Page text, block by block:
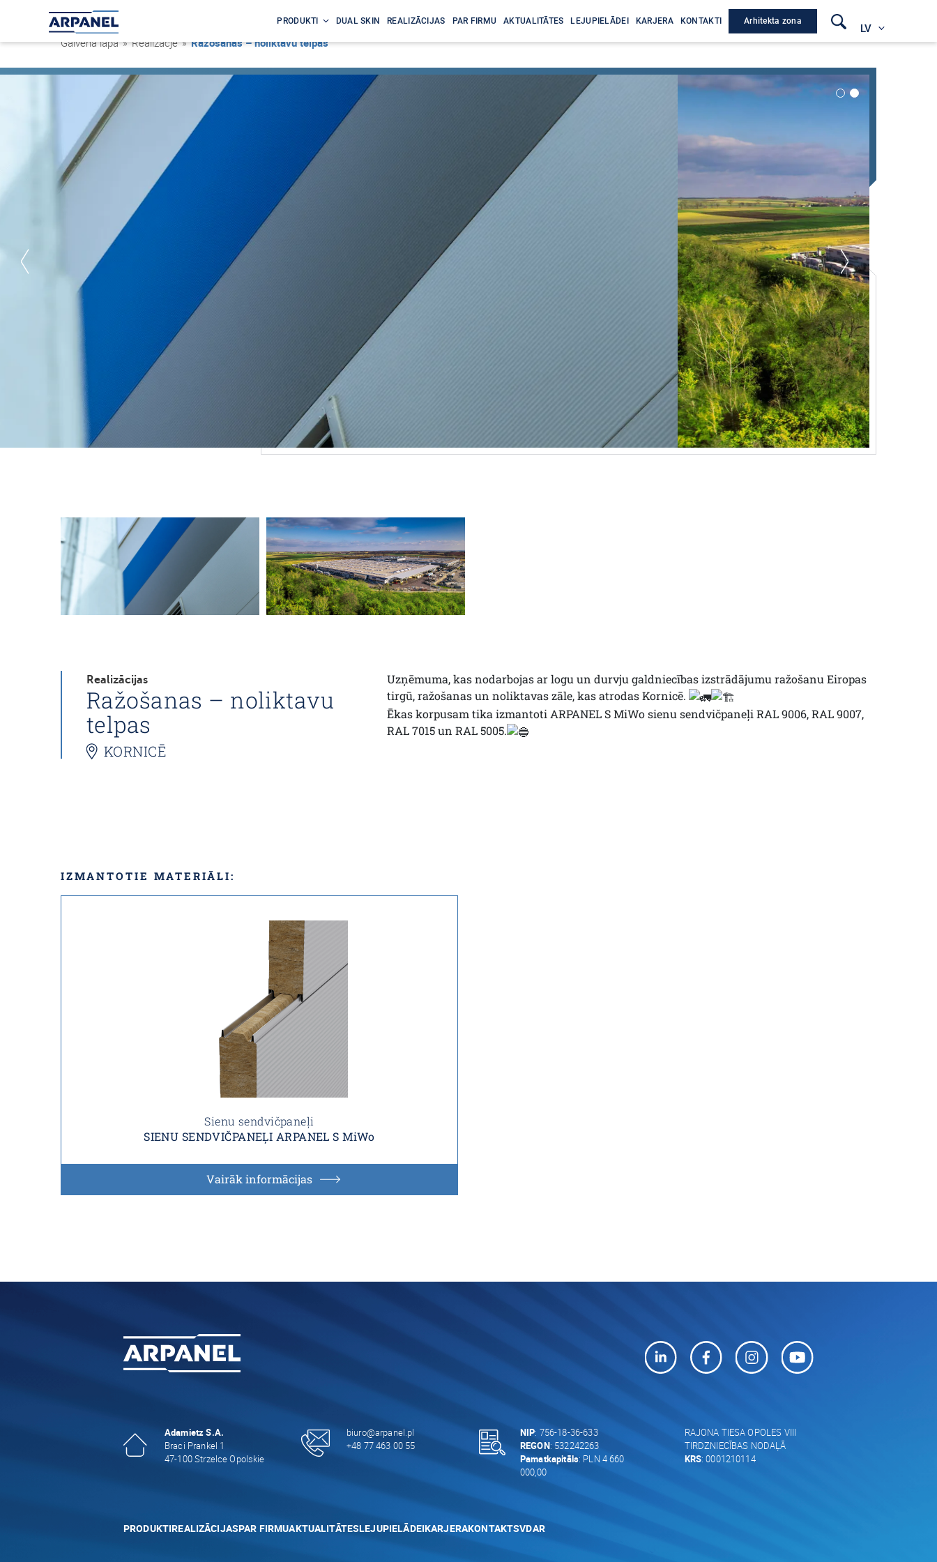
PRODUKTI DUAL SKIN REALIZĀCIJAS PAR FIRMU AKTUALITĀTES LEJUPIELĀDEI KARJERA KONTAKTI Arhitekta zona
LV
Galvenā lapa » Realizacje »Ražošanas – noliktavu telpas
Realizācijas
Ražošanas – noliktavu
telpas
KORNICĒ
Uzņēmuma, kas nodarbojas ar logu un durvju galdniecības izstrādājumu ražošanu Eiropas
tirgū, ražošanas un noliktavas zāle, kas atrodas Kornicē.
Ēkas korpusam tika izmantoti ARPANEL S MiWo sienu sendvičpaneļi RAL 9006, RAL 9007,
RAL 7015 un RAL 5005.
IZMANTOTIE MATERIĀLI:
Sienu sendvičpaneļi
SIENU SENDVIČPANEĻI ARPANEL S MiWo
Vairāk informācijas
Adamietz S.A.
Braci Prankel 1
47-100 Strzelce Opolskie
biuro@arpanel.pl
+48 77 463 00 55
NIP: 756-18-36-633
REGON: 532242263
Pamatkapitāls: PLN 4 660
000,00
RAJONA TIESA OPOLES VIII
TIRDZNIECĪBAS NODAĻĀ
KRS: 0001210114
PRODUKTIREALIZĀCIJASPAR FIRMUAKTUALITĀTESLEJUPIELĀDEIKARJERAKONTAKTSVDAR